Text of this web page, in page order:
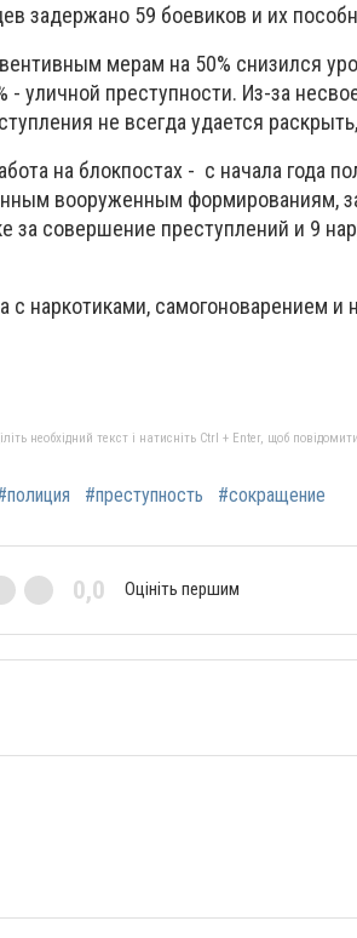
задержано 59 боевиков и их
мерам на 50% снизился
- уличной преступности. Из-за
не всегда удается
на блокпостах - с начала года
вооруженным формированиям,
за совершение преступлений и 9
с наркотиками, самогоноварением и
необхідний текст і натисніть Ctrl + Enter, щоб
#преступность #сокращение
0,0 Оцініть першим